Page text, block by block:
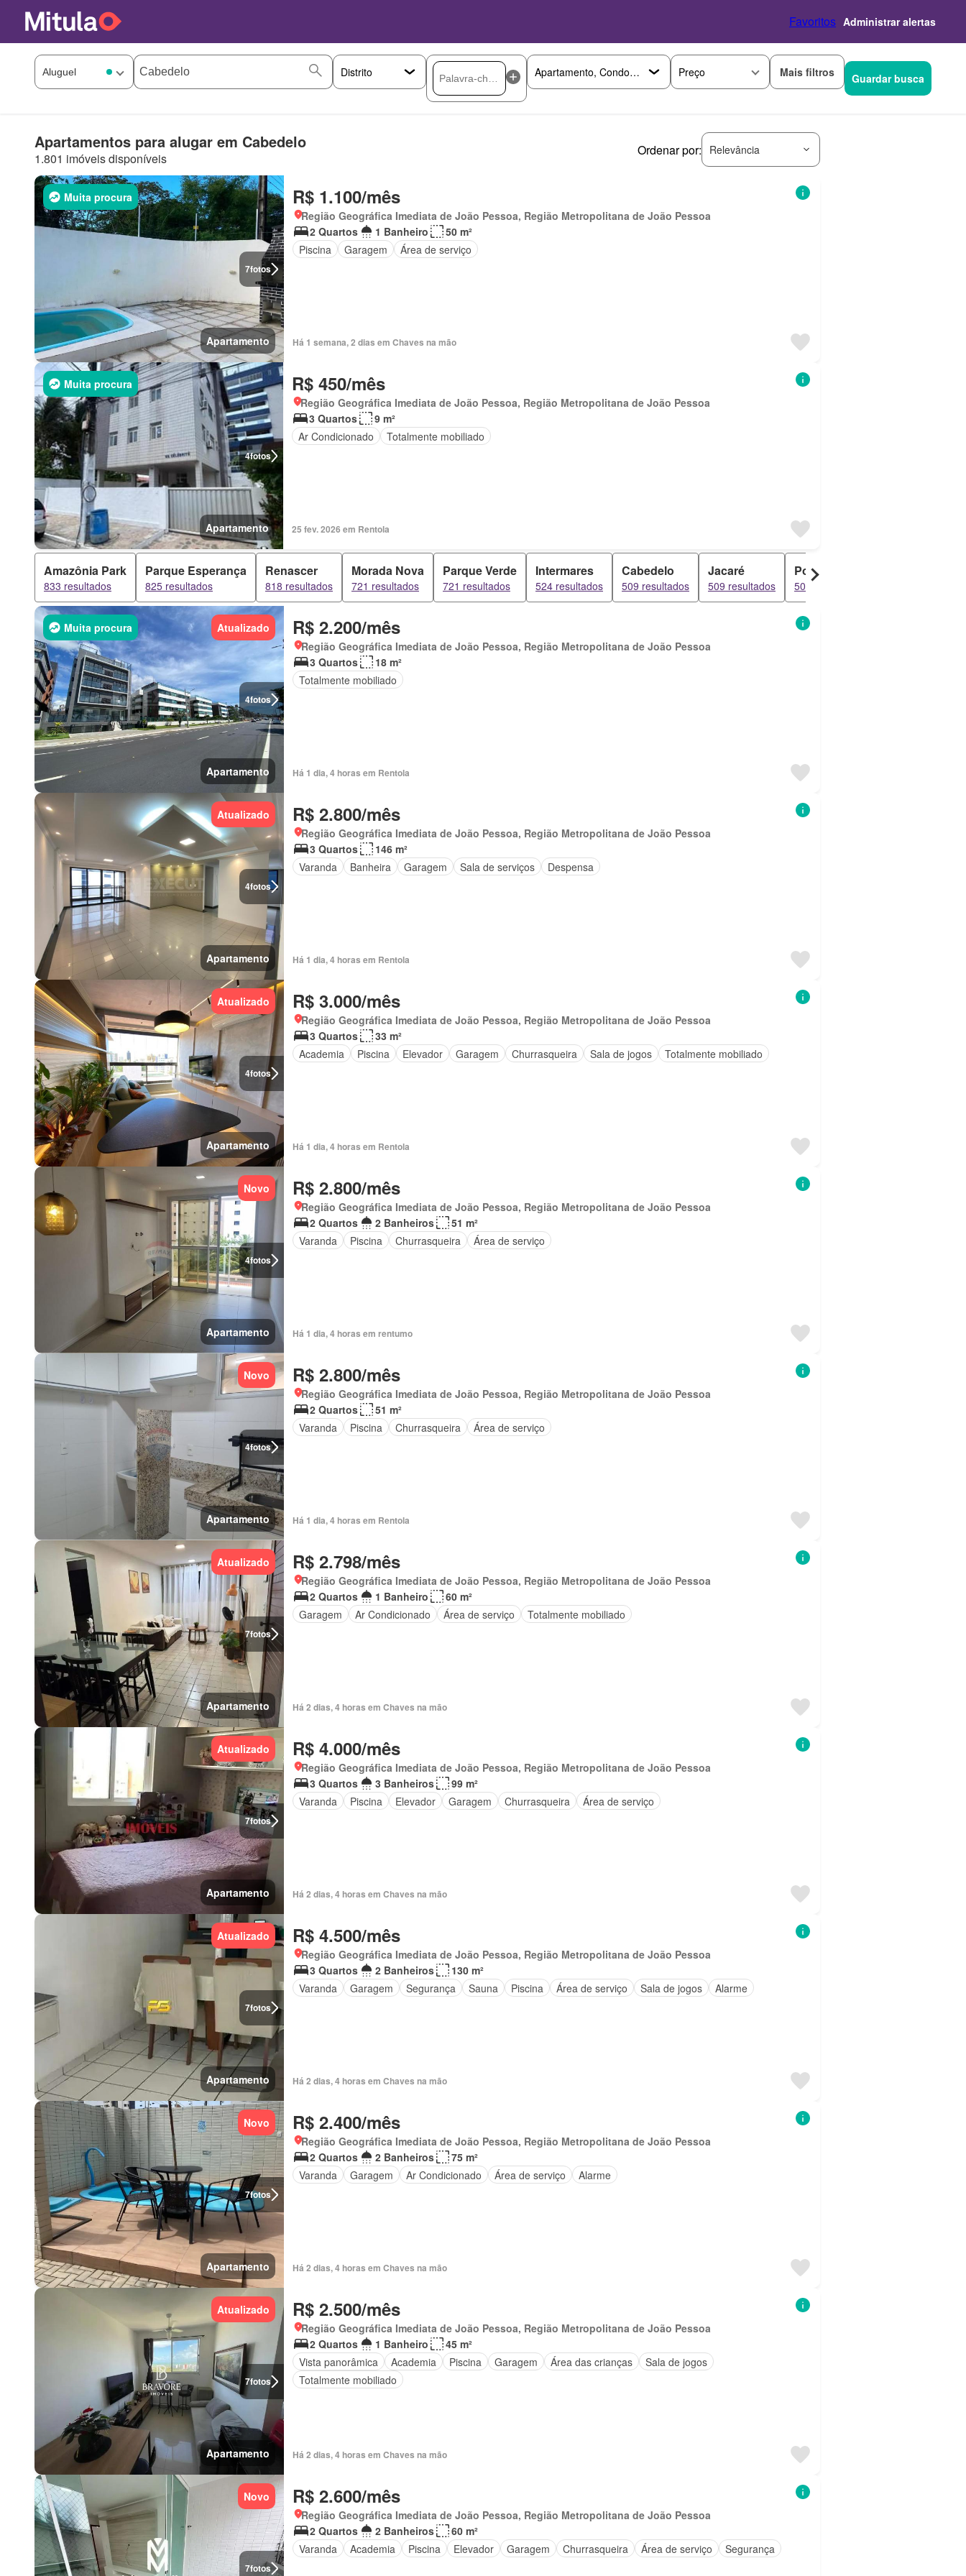
Favoritos Administrar alertas
Preço Mais filtros Guardar busca
Apartamentos para alugar em Cabedelo
1.801 imóveis disponíveis
Ordenar por: Relevância
7fotos
Muita procura
Apartamento
R$ 1.100/mês
Região Geográfica Imediata de João Pessoa, Região Metropolitana de João Pessoa
2 Quartos
1 Banheiro
50 m²
Piscina
Garagem Área de serviço
Há 1 semana, 2 dias em Chaves na mão
4fotos
Muita procura
Apartamento
R$ 450/mês
Região Geográfica Imediata de João Pessoa, Região Metropolitana de João Pessoa
3 Quartos
9 m²
Ar Condicionado
Totalmente mobiliado
25 fev. 2026 em Rentola
Amazônia Park
833 resultados
Parque Esperança
825 resultados
Renascer
818 resultados
Morada Nova
721 resultados
Parque Verde
721 resultados
Intermares
524 resultados
Cabedelo
509 resultados
Jacaré
509 resultados
Ponta de Campina
509 resultados
4fotos
Muita procura Atualizado
Apartamento
R$ 2.200/mês
Região Geográfica Imediata de João Pessoa, Região Metropolitana de João Pessoa
3 Quartos
18 m²
Totalmente mobiliado
Há 1 dia, 4 horas em Rentola
4fotos
Atualizado
Apartamento
R$ 2.800/mês
Região Geográfica Imediata de João Pessoa, Região Metropolitana de João Pessoa
3 Quartos
146 m²
Varanda
Banheira Garagem Sala de serviços Despensa
Há 1 dia, 4 horas em Rentola
4fotos
Atualizado
Apartamento
R$ 3.000/mês
Região Geográfica Imediata de João Pessoa, Região Metropolitana de João Pessoa
3 Quartos
33 m²
Academia
Piscina Elevador Garagem Churrasqueira Sala de jogos Totalmente mobiliado
Há 1 dia, 4 horas em Rentola
4fotos
Novo
Apartamento
R$ 2.800/mês
Região Geográfica Imediata de João Pessoa, Região Metropolitana de João Pessoa
2 Quartos
2 Banheiros
51 m²
Varanda
Piscina Churrasqueira Área de serviço
Há 1 dia, 4 horas em rentumo
4fotos
Novo
Apartamento
R$ 2.800/mês
Região Geográfica Imediata de João Pessoa, Região Metropolitana de João Pessoa
2 Quartos
51 m²
Varanda
Piscina Churrasqueira Área de serviço
Há 1 dia, 4 horas em Rentola
7fotos
Atualizado
Apartamento
R$ 2.798/mês
Região Geográfica Imediata de João Pessoa, Região Metropolitana de João Pessoa
2 Quartos
1 Banheiro
60 m²
Garagem
Ar Condicionado Área de serviço Totalmente mobiliado
Há 2 dias, 4 horas em Chaves na mão
7fotos
Atualizado
Apartamento
R$ 4.000/mês
Região Geográfica Imediata de João Pessoa, Região Metropolitana de João Pessoa
3 Quartos
3 Banheiros
99 m²
Varanda
Piscina Elevador Garagem Churrasqueira Área de serviço
Há 2 dias, 4 horas em Chaves na mão
7fotos
Atualizado
Apartamento
R$ 4.500/mês
Região Geográfica Imediata de João Pessoa, Região Metropolitana de João Pessoa
3 Quartos
2 Banheiros
130 m²
Varanda
Garagem Segurança Sauna Piscina Área de serviço Sala de jogos Alarme
Há 2 dias, 4 horas em Chaves na mão
7fotos
Novo
Apartamento
R$ 2.400/mês
Região Geográfica Imediata de João Pessoa, Região Metropolitana de João Pessoa
2 Quartos
2 Banheiros
75 m²
Varanda
Garagem Ar Condicionado Área de serviço Alarme
Há 2 dias, 4 horas em Chaves na mão
7fotos
Atualizado
Apartamento
R$ 2.500/mês
Região Geográfica Imediata de João Pessoa, Região Metropolitana de João Pessoa
2 Quartos
1 Banheiro
45 m²
Vista panorâmica
Academia Piscina Garagem Área das crianças
Sala de jogos
Totalmente mobiliado
Há 2 dias, 4 horas em Chaves na mão
7fotos
Novo R$ 2.600/mês
Região Geográfica Imediata de João Pessoa, Região Metropolitana de João Pessoa
2 Quartos
2 Banheiros
60 m²
Varanda
Academia Piscina Elevador Garagem Churrasqueira Área de serviço Segurança